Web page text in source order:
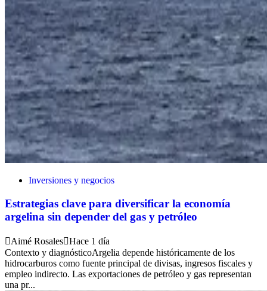
Inversiones y negocios
Estrategias clave para diversificar la economía
argelina sin depender del gas y petróleo
Aimé Rosales Hace 1 día
Contexto y diagnósticoArgelia depende históricamente de los
hidrocarburos como fuente principal de divisas, ingresos fiscales y
empleo indirecto. Las exportaciones de petróleo y gas representan
una pr...